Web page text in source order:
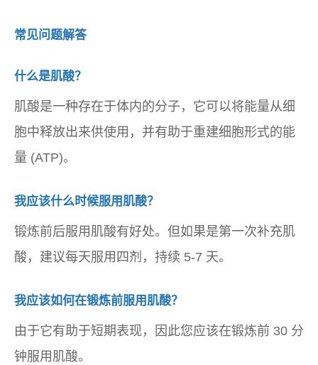
常见问题解答
什么是肌酸？
肌酸是一种存在于体内的分子，它可以将能量从细
胞中释放出来供使用，并有助于重建细胞形式的能
量 (ATP)。
我应该什么时候服用肌酸？
锻炼前后服用肌酸有好处。但如果是第一次补充肌
酸，建议每天服用四剂，持续 5-7 天。
我应该如何在锻炼前服用肌酸？
由于它有助于短期表现，因此您应该在锻炼前 30 分
钟服用肌酸。